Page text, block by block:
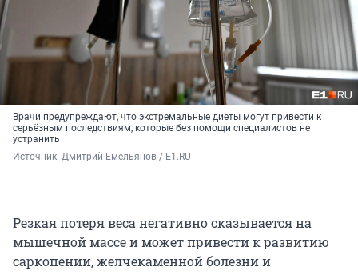
Врачи предупреждают, что экстремальные диеты могут привести к
серьёзным последствиям, которые без помощи специалистов не
устранить
Источник: Дмитрий Емельянов / E1.RU
Резкая потеря веса негативно сказывается на
мышечной массе и может привести к развитию
саркопении, желчекаменной болезни и